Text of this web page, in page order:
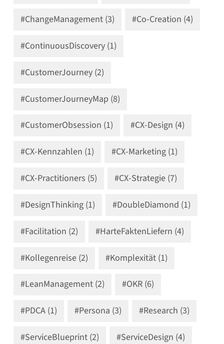
#ChangeManagement (3) #Co-Creation (4)
#ContinuousDiscovery (1)
#CustomerJourney (2)
#CustomerJourneyMap (8)
#CustomerObsession (1) #CX-Design (4)
#CX-Kennzahlen (1) #CX-Marketing (1)
#CX-Practitioners (5) #CX-Strategie (7)
#DesignThinking (1) #DoubleDiamond (1)
#Facilitation (2) #HarteFaktenLiefern (4)
#Kollegenreise (2) #Komplexität (1)
#LeanManagement (2) #OKR (6)
#PDCA (1) #Persona (3) #Research (3)
#ServiceBlueprint (2) #ServiceDesign (4)